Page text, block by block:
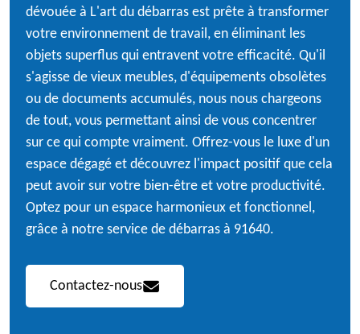
dévouée à L'art du débarras est prête à transformer
votre environnement de travail, en éliminant les
objets superflus qui entravent votre efficacité. Qu'il
s'agisse de vieux meubles, d'équipements obsolètes
ou de documents accumulés, nous nous chargeons
de tout, vous permettant ainsi de vous concentrer
sur ce qui compte vraiment. Offrez-vous le luxe d'un
espace dégagé et découvrez l'impact positif que cela
peut avoir sur votre bien-être et votre productivité.
Optez pour un espace harmonieux et fonctionnel,
grâce à notre service de débarras à 91640.
Contactez-nous